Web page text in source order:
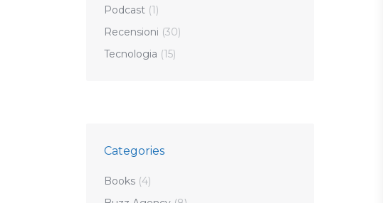
Podcast (1)
Recensioni (30)
Tecnologia (15)
Categories
Books (4)